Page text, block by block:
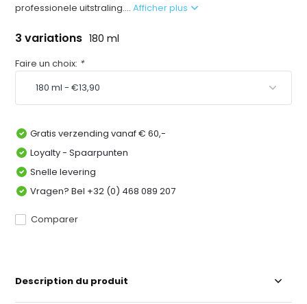
professionele uitstraling....Afficher plus
3 variations 180 ml
Faire un choix: *
Gratis verzending vanaf € 60,-
Loyalty - Spaarpunten
Snelle levering
Vragen? Bel +32 (0) 468 089 207
Comparer
Description du produit